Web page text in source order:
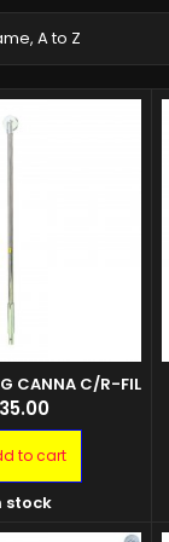
A to Z
CANNA C/R-FIL
la pesca con i
in acciaio e
105 cm.
to cart
stock